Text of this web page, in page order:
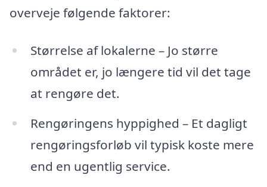
overveje følgende faktorer:
Størrelse af lokalerne – Jo større
området er, jo længere tid vil det tage
at rengøre det.
Rengøringens hyppighed – Et dagligt
rengøringsforløb vil typisk koste mere
end en ugentlig service.